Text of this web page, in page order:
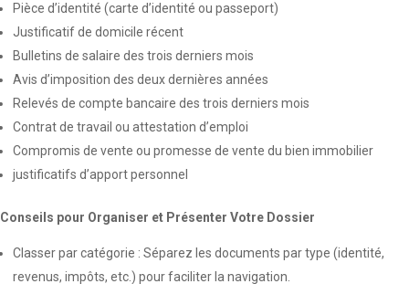
Pièce d’identité (carte d’identité ou passeport)
Justificatif de domicile récent
Bulletins de salaire des trois derniers mois
Avis d’imposition des deux dernières années
Relevés de compte bancaire des trois derniers mois
Contrat de travail ou attestation d’emploi
Compromis de vente ou promesse de vente du bien immobilier
justificatifs d’apport personnel
Conseils pour Organiser et Présenter Votre Dossier
Classer par catégorie : Séparez les documents par type (identité,
revenus, impôts, etc.) pour faciliter la navigation.